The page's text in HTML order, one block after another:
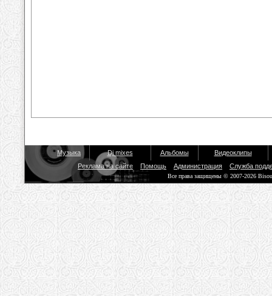
Музыка Dj mixes Альбомы
Видеоклипы
Реклама на сайте
Помощь Администрация Служба
Все права защищены © 2007-2026